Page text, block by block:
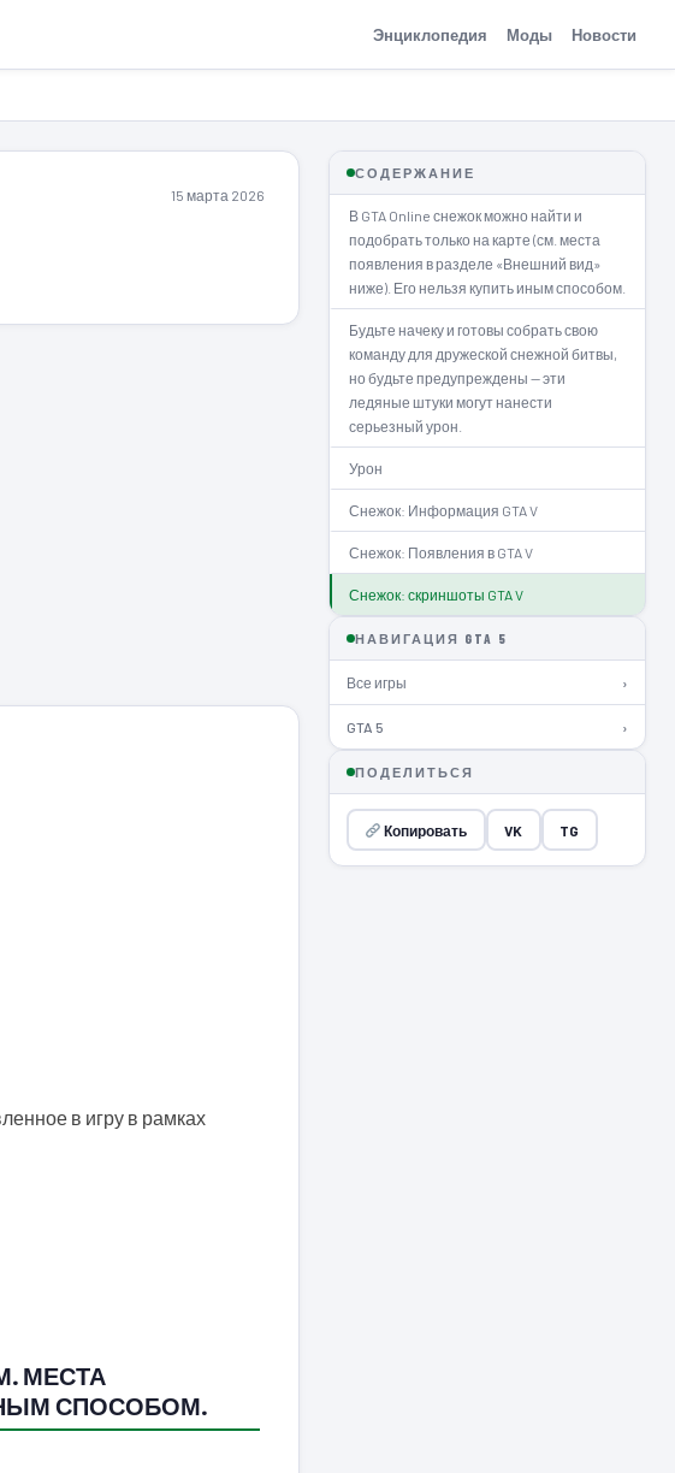
Энциклопедия Моды Новости
15 марта 2026
в игру в рамках
МЕСТА
СПОСОБОМ.
СОДЕРЖАНИЕ
В GTA Online снежок можно найти и
подобрать только на карте (см. места
появления в разделе «Внешний вид»
ниже). Его нельзя купить иным способом.
Будьте начеку и готовы собрать свою
команду для дружеской снежной битвы,
но будьте предупреждены — эти
ледяные штуки могут нанести
серьезный урон.
Урон
Снежок: Информация GTA V
Снежок: Появления в GTA V
Снежок: скриншоты GTA V
НАВИГАЦИЯ GTA 5
Все игры ›
GTA 5 ›
ПОДЕЛИТЬСЯ
Копировать VK TG